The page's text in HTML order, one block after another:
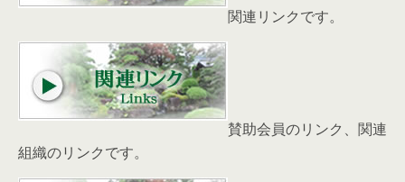
関連リンクです。
賛助会員のリンク、関連
組織のリンクです。